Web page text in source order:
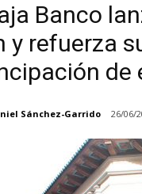
Banco
y refuerza
de
Sánchez-Garrido 26/06/